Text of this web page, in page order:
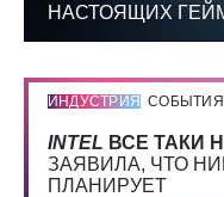
НАСТОЯЩИХ
ИНДУСТРИЯ СОБЫТИЯ
INTEL ВСЕ ТАКИ
ЗАЯВИЛА, ЧТО
ПЛАНИРУЕТ